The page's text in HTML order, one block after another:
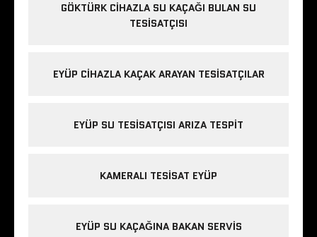
GÖKTÜRK CIHAZLA SU KAÇAĞI BULAN SU
TESISATÇISI
EYÜP CIHAZLA KAÇAK ARAYAN TESISATÇILAR
EYÜP SU TESISATÇISI ARIZA TESPIT
KAMERALI TESISAT EYÜP
EYÜP SU KAÇAĞINA BAKAN SERVIS